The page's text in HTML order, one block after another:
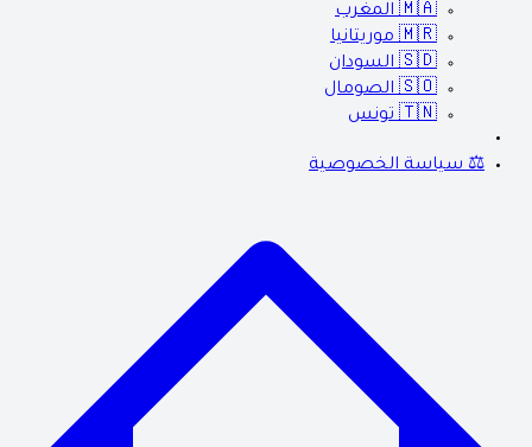
🇲🇦 المغرب
🇲🇷 موريتانيا
🇸🇩 السودان
🇸🇴 الصومال
🇹🇳 تونس
⚖️ سياسة الخصوصية